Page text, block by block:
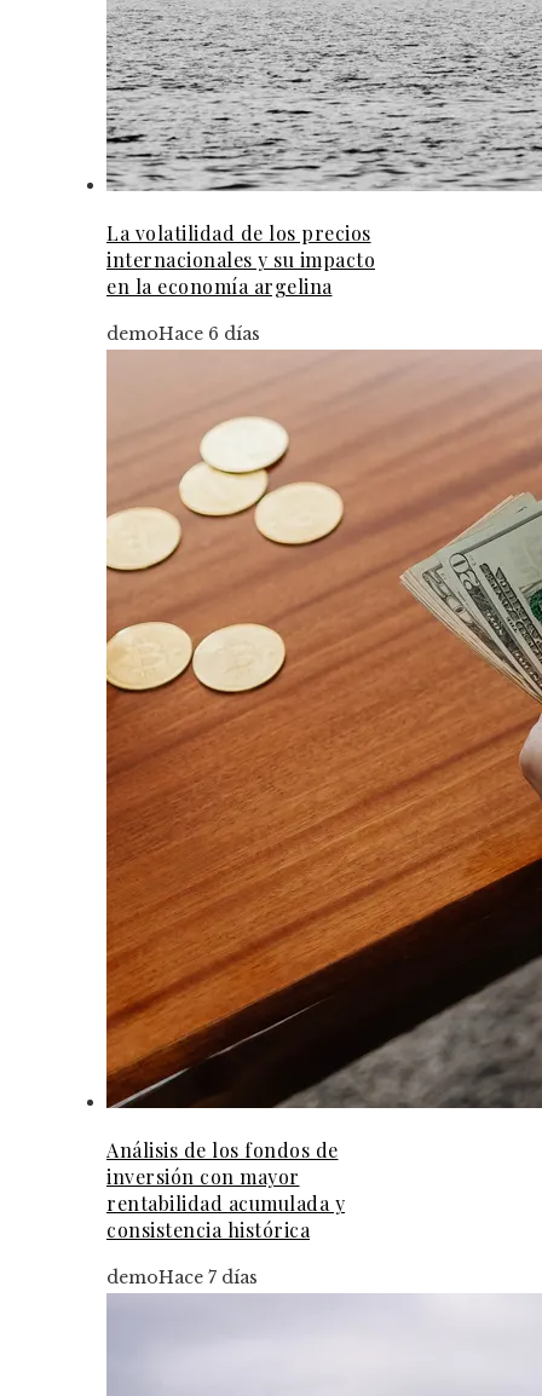
La volatilidad de los precios
internacionales y su impacto
en la economía argelina
demoHace 6 días
Análisis de los fondos de
inversión con mayor
rentabilidad acumulada y
consistencia histórica
demoHace 7 días